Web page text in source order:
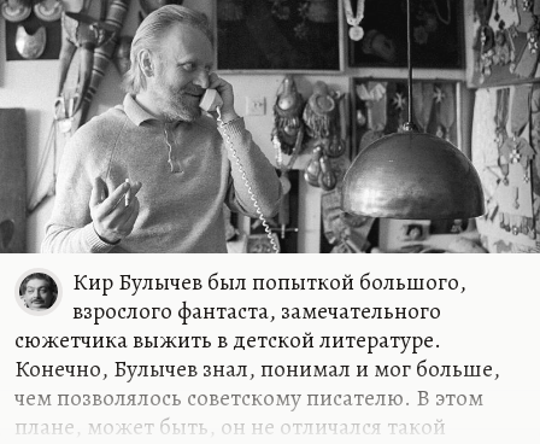
Кир Булычев был попыткой большого,
взрослого фантаста, замечательного
сюжетчика выжить в детской литературе.
Конечно, Булычев знал, понимал и мог больше,
чем позволялось советскому писателю. В этом
плане, может быть, он не отличался такой